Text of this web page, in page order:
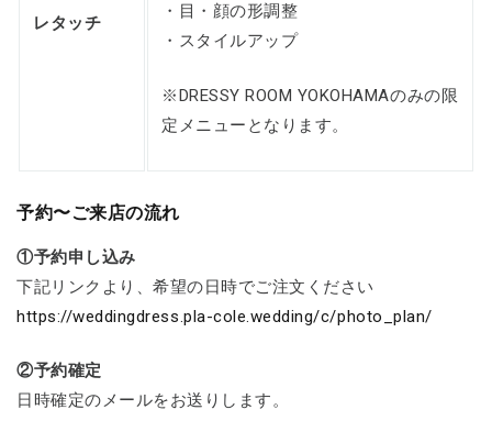
レタッチ
・目・顔の形調整
・スタイルアップ
※DRESSY ROOM YOKOHAMAのみの限
定メニューとなります。
予約〜ご来店の流れ
①予約申し込み
下記リンクより、希望の日時でご注文ください
https://weddingdress.pla-cole.wedding/c/photo_plan/
②予約確定
日時確定のメールをお送りします。